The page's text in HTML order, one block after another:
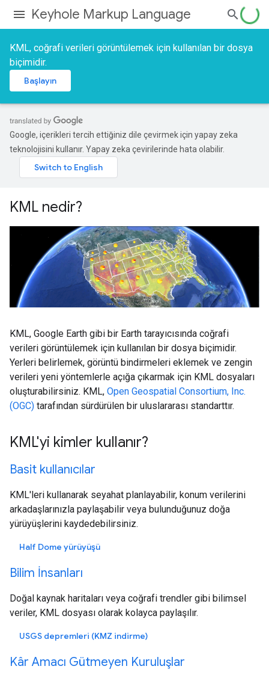
Keyhole Markup Language
KML, coğrafi verileri görüntülemek için kullanılan bir dosya
biçimidir.
Başlayın
Google, içerikleri tercih ettiğiniz dile çevirmek için yapay zeka
teknolojisini kullanır. Yapay zeka çevirilerinde hata olabilir.
KML nedir?
KML, Google Earth gibi bir Earth tarayıcısında coğrafi
verileri görüntülemek için kullanılan bir dosya biçimidir.
Yerleri belirlemek, görüntü bindirmeleri eklemek ve zengin
verileri yeni yöntemlerle açığa çıkarmak için KML dosyaları
oluşturabilirsiniz. KML, Open Geospatial Consortium, Inc.
(OGC) tarafından sürdürülen bir uluslararası standarttır.
KML'yi kimler kullanır?
Basit kullanıcılar
KML'leri kullanarak seyahat planlayabilir, konum verilerini
arkadaşlarınızla paylaşabilir veya bulunduğunuz doğa
yürüyüşlerini kaydedebilirsiniz.
Half Dome yürüyüşü
Bilim İnsanları
Doğal kaynak haritaları veya coğrafi trendler gibi bilimsel
veriler, KML dosyası olarak kolayca paylaşılır.
USGS depremleri (KMZ indirme)
Kâr Amacı Gütmeyen Kuruluşlar